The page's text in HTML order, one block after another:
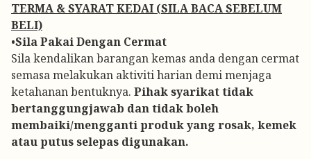
TERMA & SYARAT KEDAI (SILA BACA SEBELUM
BELI)
•Sila Pakai Dengan Cermat
Sila kendalikan barangan kemas anda dengan cermat
semasa melakukan aktiviti harian demi menjaga
ketahanan bentuknya. Pihak syarikat tidak
bertanggungjawab dan tidak boleh
membaiki/mengganti produk yang rosak, kemek
atau putus selepas digunakan.